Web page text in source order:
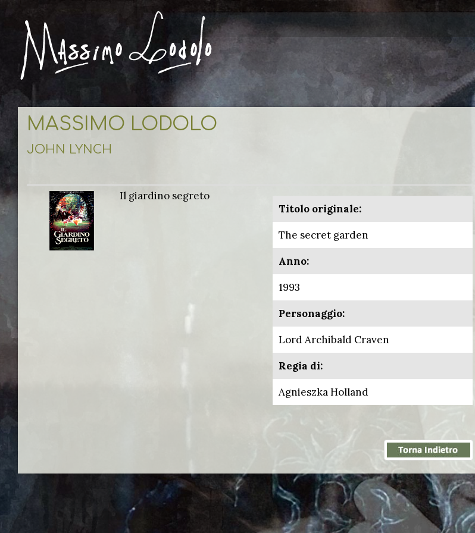
MASSIMO LODOLO
JOHN LYNCH
Il giardino segreto
Titolo originale:
The secret garden
Anno:
1993
Personaggio:
Lord Archibald Craven
Regia di:
Agnieszka Holland